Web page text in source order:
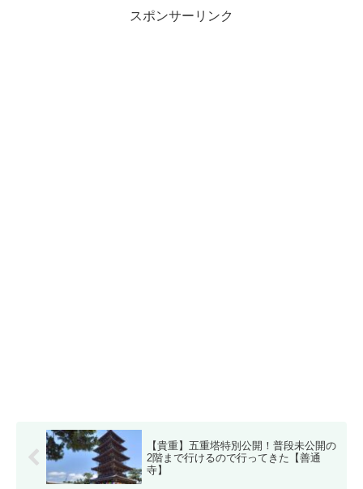
スポンサーリンク
【貴重】五重塔特別公開！普段未公開の
2階まで行けるので行ってきた【善通
寺】